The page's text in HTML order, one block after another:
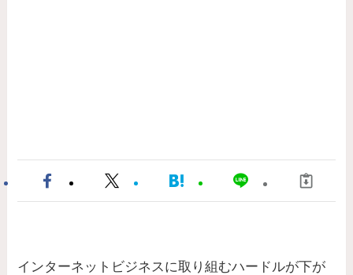
インターネットビジネスに取り組むハードルが下が